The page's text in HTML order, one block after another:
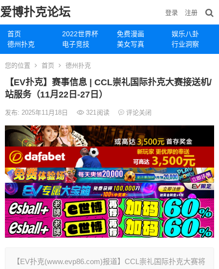
爱博扑克论坛
首页 2022世界杯 免费漫画
娱乐八卦
德州扑克
电子竞技 美女写真 行业洞察
登录 注册
您的位置 首页 德州扑克
【EV扑克】赛事信息 | CCL崇礼国际扑克大赛接送机/
站服务（11月22日-27日）
发布: 2025年11月18日 321阅读 评论关闭
【EV扑克(www.evp86.com)报道】CCL崇礼国际扑克大赛将